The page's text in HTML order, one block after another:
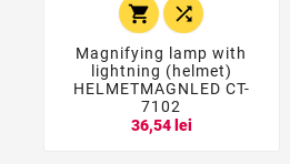
 
Magnifying lamp with
lightning (helmet)
HELMETMAGNLED CT-
7102
36,54 lei